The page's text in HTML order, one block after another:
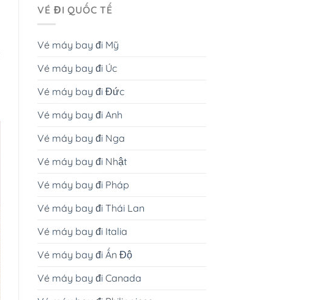
VÉ ĐI QUỐC TẾ
Vé máy bay đi Mỹ
Vé máy bay đi Úc
Vé máy bay đi Đức
Vé máy bay đi Anh
Vé máy bay đi Nga
Vé máy bay đi Nhật
Vé máy bay đi Pháp
Vé máy bay đi Thái Lan
Vé máy bay đi Italia
Vé máy bay đi Ấn Độ
Vé máy bay đi Canada